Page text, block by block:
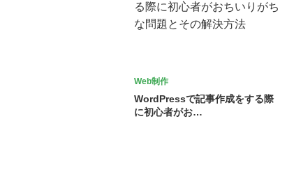
Web制作
WordPressで記事作成をする際
に初心者がお…